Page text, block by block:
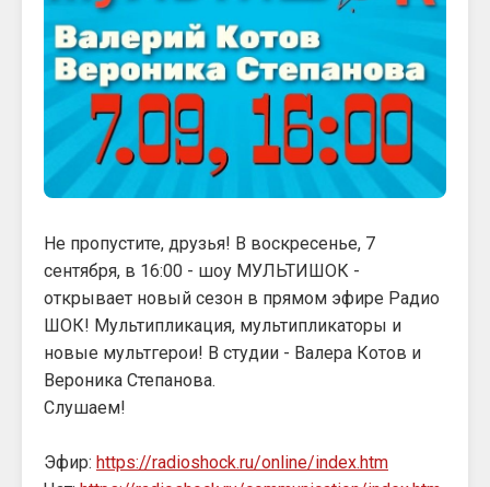
Не пропустите, друзья! В воскресенье, 7
сентября, в 16:00 - шоу МУЛЬТИШОК -
открывает новый сезон в прямом эфире Радио
ШОК! Мультипликация, мультипликаторы и
новые мультгерои! В студии - Валера Котов и
Вероника Степанова.
Слушаем!
Эфир: https://radioshock.ru/online/index.htm